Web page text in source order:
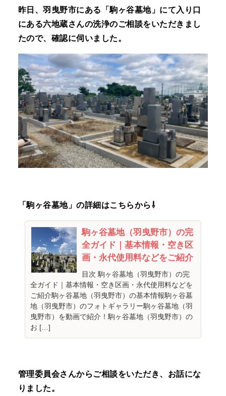
昨日、羽曳野市にある「駒ヶ谷墓地」にて入り口
にある六地蔵さんの洗浄のご相談をいただきまし
たので、確認に伺いました。
「駒ヶ谷墓地」の詳細はこちらから⇩
駒ヶ谷墓地（羽曳野市）の完
全ガイド｜基本情報・空き区
画・永代使用料などをご紹介
目次 駒ヶ谷墓地（羽曳野市）の完
全ガイド｜基本情報・空き区画・永代使用料などを
ご紹介駒ヶ谷墓地（羽曳野市）​の基本情報駒ヶ谷墓
地（羽曳野市）のフォトギャラリー駒ヶ谷墓地（羽
曳野市）を動画で紹介！駒ヶ谷墓地（羽曳野市）の
お […]
管理委員会さんからご相談をいただき、お話にな
りました。